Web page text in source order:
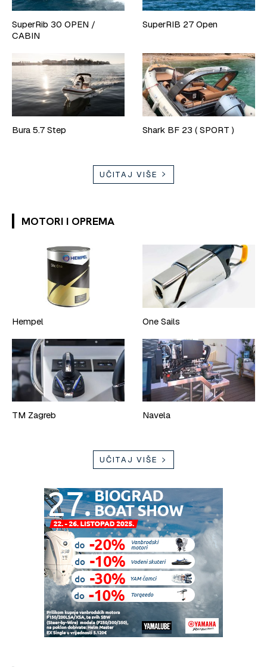
SuperRib 30 OPEN /
CABIN
SuperRIB 27 Open
Bura 5.7 Step Shark BF 23 ( SPORT )
UČITAJ VIŠE
MOTORI I OPREMA
Hempel One Sails
TM Zagreb Navela
UČITAJ VIŠE